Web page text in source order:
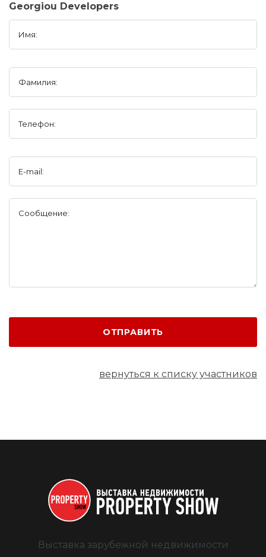
Georgiou Developers
Имя:
Фамилия:
Телефон:
E-mail:
Сообщение:
ОТПРАВИТЬ
вернуться к списку участников
Выставка зарубежной недвижимости